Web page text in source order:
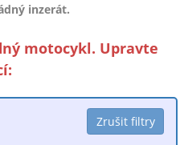
inzerát.
motocykl. Upravte